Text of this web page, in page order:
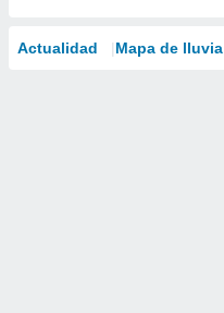
Actualidad Mapa de lluvia